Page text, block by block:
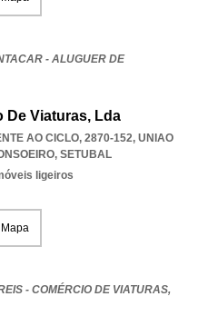
- ALUGUER DE
De Viaturas, Lda
AO CICLO, 2870-152, UNIAO
, SETUBAL
ligeiros
- COMÉRCIO DE VIATURAS,